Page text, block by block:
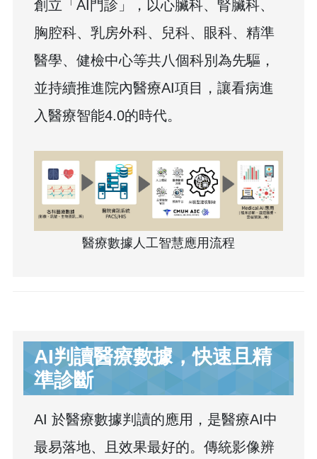
創立「AI門診」，以心臟科、腎臟科、
胸腔科、乳房外科、兒科、眼科、精準
醫學、健檢中心等共八個科別為先驅，
並持續推進院內醫療AI項目，讓看病進
入醫療智能4.0的時代。
醫療數據人工智慧應用流程
AI判讀醫療數據，快速且精
準診斷
AI 於醫療數據判讀的應用，是醫療AI中
最易落地、且效果最好的。傳統影像辨